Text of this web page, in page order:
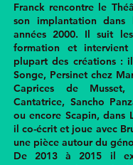
Franck rencontre le
son implantation
années 2000. Il suit
formation et
plupart des créations :
Songe, Persinet chez
Caprices de
Cantatrice, Sancho
ou encore Scapin, dans
il co-écrit et joue avec
une pièce autour du
De 2013 à 2015 il